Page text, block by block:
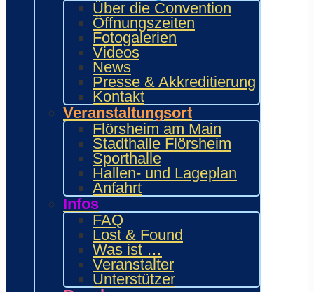
Über die Convention
Öffnungszeiten
Fotogalerien
Videos
News
Presse & Akkreditierung
Kontakt
Veranstaltungsort
Flörsheim am Main
Stadthalle Flörsheim
Sporthalle
Hallen- und Lageplan
Anfahrt
Infos
FAQ
Lost & Found
Was ist …
Veranstalter
Unterstützer
Begegnung stets im Vordergrund.Mehr
über den Verein erfahren...
Social Media
Neuste Posts
23. Mai 2026